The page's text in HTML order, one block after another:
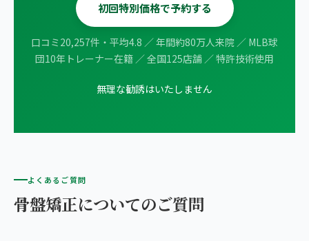
初回特別価格で予約する
口コミ20,257件・平均4.8 ／ 年間約80万人来院 ／ MLB球
団10年トレーナー在籍 ／ 全国125店舗 ／ 特許技術使用
無理な勧誘はいたしません
よくあるご質問
骨盤矯正についてのご質問